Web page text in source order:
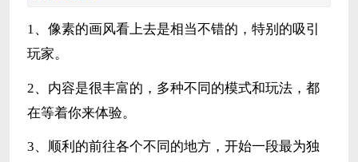
1、像素的画风看上去是相当不错的，特别的吸引
玩家。
2、内容是很丰富的，多种不同的模式和玩法，都
在等着你来体验。
3、顺利的前往各个不同的地方，开始一段最为独